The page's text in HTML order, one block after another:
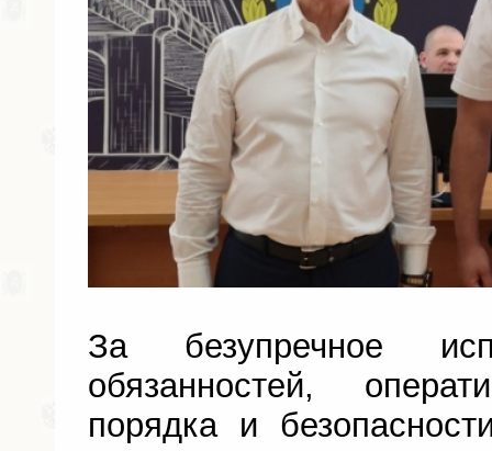
За безупречное
обязанностей,
порядка и